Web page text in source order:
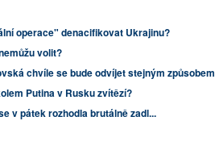
operace" denacifikovat Ukrajinu?
volit?
chvíle se bude odvíjet stejným způsobem
Putina v Rusku zvítězí?
v pátek rozhodla brutálně zadl...